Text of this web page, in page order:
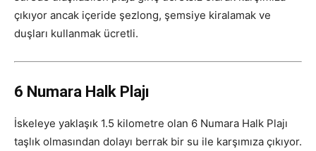
çıkıyor ancak içeride şezlong, şemsiye kiralamak ve
duşları kullanmak ücretli.
6 Numara Halk Plajı
İskeleye yaklaşık 1.5 kilometre olan 6 Numara Halk Plajı
taşlık olmasından dolayı berrak bir su ile karşımıza çıkıyor.